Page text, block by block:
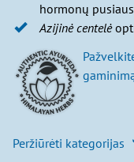
hormonų
Azijinė centelė
Peržiūrėti kategorijas